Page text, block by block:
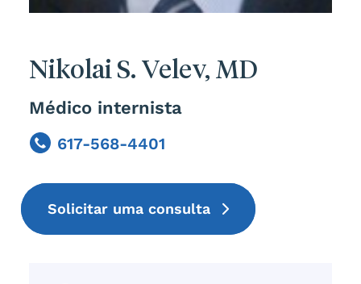
Nikolai S. Velev, MD
Médico internista
617-568-4401
Phone
Solicitar uma consulta